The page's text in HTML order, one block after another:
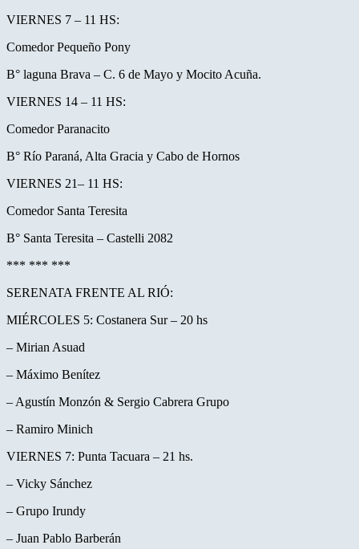
VIERNES 7 – 11 HS:
Comedor Pequeño Pony
B° laguna Brava – C. 6 de Mayo y Mocito Acuña.
VIERNES 14 – 11 HS:
Comedor Paranacito
B° Río Paraná, Alta Gracia y Cabo de Hornos
VIERNES 21– 11 HS:
Comedor Santa Teresita
B° Santa Teresita – Castelli 2082
*** *** ***
SERENATA FRENTE AL RIÓ:
MIÉRCOLES 5: Costanera Sur – 20 hs
– Mirian Asuad
– Máximo Benítez
– Agustín Monzón & Sergio Cabrera Grupo
– Ramiro Minich
VIERNES 7: Punta Tacuara – 21 hs.
– Vicky Sánchez
– Grupo Irundy
– Juan Pablo Barberán